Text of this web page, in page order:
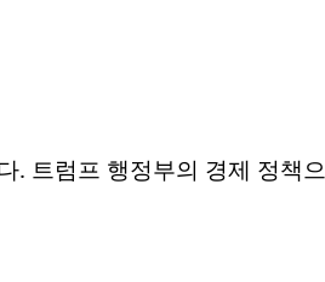
. 트럼프 행정부의 경제 정책